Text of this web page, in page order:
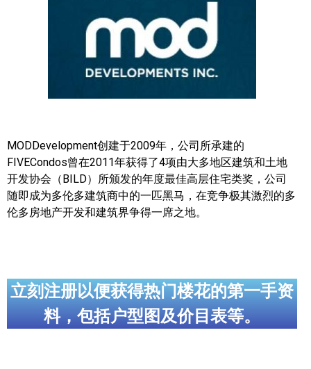
帮您卖房
大多伦多地区楼花开发商名录
楼花地图
楼花转让专区
怡陶碧谷楼花项目
北约克楼花项目
MODDevelopment创建于2009年， 公司所承建的
FIVECondos曾在2011年获得了4项由大多地区建筑和土地
开发协会（BILD）所颁发的年度最佳高层住宅类奖，公司
随即成为多伦多建筑商中的一匹黑马，在竞争极其激烈的多
伦多房地产开发和建筑界争得一席之地。
立刻注册以便获得热门楼花的第一手资
料，包括户型图及价目表等。